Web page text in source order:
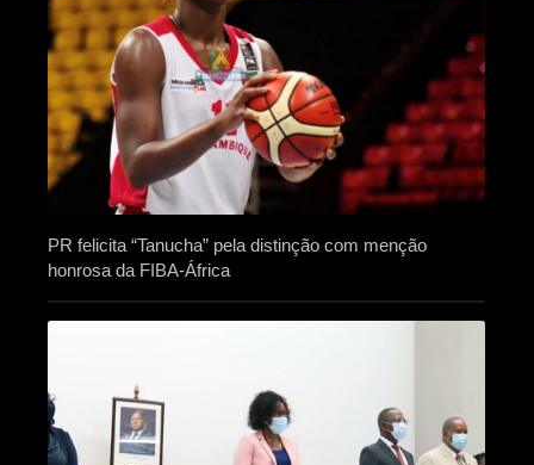
PR felicita “Tanucha” pela distinção com menção
honrosa da FIBA-África